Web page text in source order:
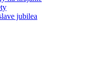
jubilea